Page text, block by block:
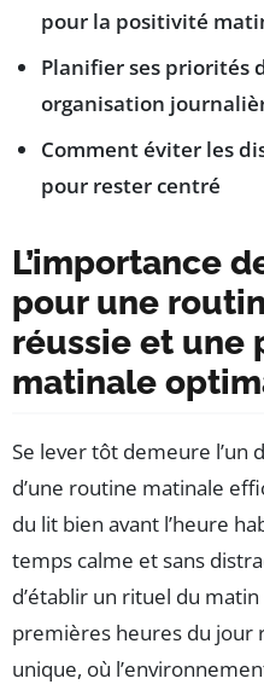
pour la positivité
Planifier ses priorités
organisation
Comment éviter les
pour rester centré
L’importance
pour une
réussie et une
matinale
Se lever tôt demeure l’un
d’une routine matinale
du lit bien avant l’heure
temps calme et sans
d’établir un rituel du
premières heures du
unique, où